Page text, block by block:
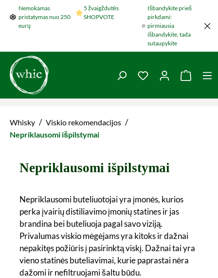
Šokti į pagrindinį turinį
Nemokamas
pristatymas nuo 250
eurų
5 žvaigždutės
SHOPVOTE
Išbandykite prieš
pirkdami:
pirmiausia
išbandykite, tada
sutaupykite
You have 0 wishlist
Whisky / Viskio rekomendacijos /
Nepriklausomi išpilstymai
Nepriklausomi išpilstymai
Nepriklausomi buteliuotojai yra įmonės, kurios
perka įvairių distiliavimo įmonių statines ir jas
brandina bei buteliuoja pagal savo viziją.
Privalumas viskio mėgėjams yra kitoks ir dažnai
nepakitęs požiūris į pasirinktą viskį. Dažnai tai yra
vieno statinės buteliavimai, kurie paprastai nėra
dažomi ir nefiltruojami šaltu būdu.